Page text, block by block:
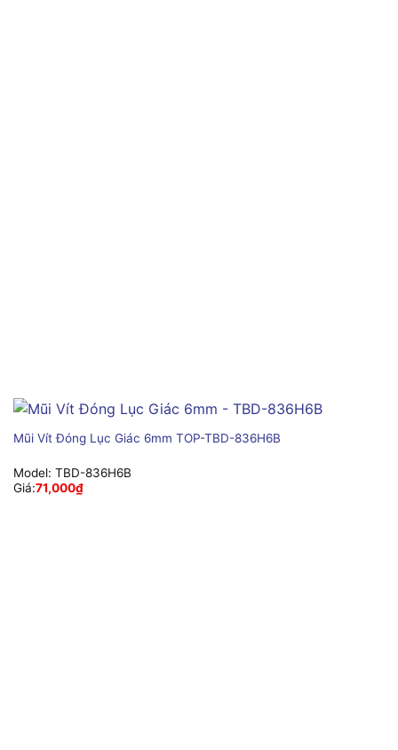
Mũi Vít Đóng Lục Giác 6mm TOP-TBD-836H6B
Model: TBD-836H6B
Giá:71,000₫